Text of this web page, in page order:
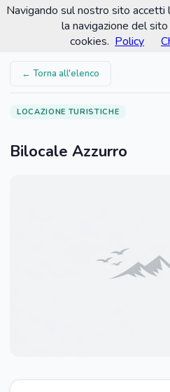
Comune di Santa
Portale turistico ufficiale
← Torna all'elenco
LOCAZIONE TURISTICHE
Bilocale Azzurro
Navigando sul nostro sito accetti
la navigazione del
cookies. Policy